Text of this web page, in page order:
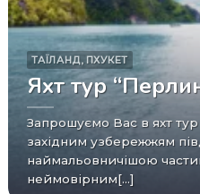
ТАЇЛАНД, ПХУКЕТ
Яхт тур
Запрошуємо Вас в яхт тур Перлина Таїланду
західним узбережжям
наймальовничішою
неймовірним[...]